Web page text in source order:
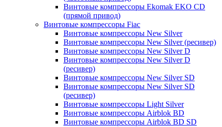
Винтовые компрессоры Ekomak EKO CD
(прямой привод)
Винтовые компрессоры Fiac
Винтовые компрессоры New Silver
Винтовые компрессоры New Silver (ресивер)
Винтовые компрессоры New Silver D
Винтовые компрессоры New Silver D
(ресивер)
Винтовые компрессоры New Silver SD
Винтовые компрессоры New Silver SD
(ресивер)
Винтовые компрессоры Light Silver
Винтовые компрессоры Airblok BD
Винтовые компрессоры Airblok BD SD